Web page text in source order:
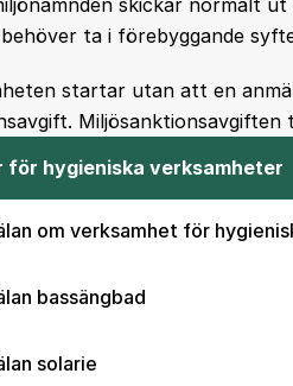
ta i förebyggande
startar utan att en
för hygieniska verksamheter
om verksamhet för
bassängbad
solarie